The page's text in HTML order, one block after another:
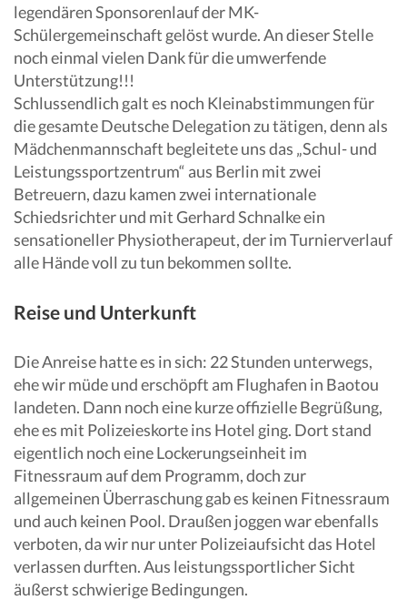
legendären Sponsorenlauf der MK-
Schülergemeinschaft gelöst wurde. An dieser Stelle
noch einmal vielen Dank für die umwerfende
Unterstützung!!!
Schlussendlich galt es noch Kleinabstimmungen für
die gesamte Deutsche Delegation zu tätigen, denn als
Mädchenmannschaft begleitete uns das „Schul- und
Leistungssportzentrum“ aus Berlin mit zwei
Betreuern, dazu kamen zwei internationale
Schiedsrichter und mit Gerhard Schnalke ein
sensationeller Physiotherapeut, der im Turnierverlauf
alle Hände voll zu tun bekommen sollte.
Reise und Unterkunft
Die Anreise hatte es in sich: 22 Stunden unterwegs,
ehe wir müde und erschöpft am Flughafen in Baotou
landeten. Dann noch eine kurze offizielle Begrüßung,
ehe es mit Polizeieskorte ins Hotel ging. Dort stand
eigentlich noch eine Lockerungseinheit im
Fitnessraum auf dem Programm, doch zur
allgemeinen Überraschung gab es keinen Fitnessraum
und auch keinen Pool. Draußen joggen war ebenfalls
verboten, da wir nur unter Polizeiaufsicht das Hotel
verlassen durften. Aus leistungssportlicher Sicht
äußerst schwierige Bedingungen.